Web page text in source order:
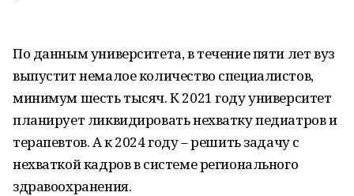
По данным университета, в течение пяти лет вуз
выпустит немалое количество специалистов,
минимум шесть тысяч. К 2021 году университет
планирует ликвидировать нехватку педиатров и
терапевтов. А к 2024 году – решить задачу с
нехваткой кадров в системе регионального
здравоохранения.